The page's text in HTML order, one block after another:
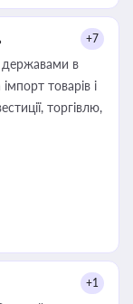
+7
державами в
товарів і
торгівлю,
+1